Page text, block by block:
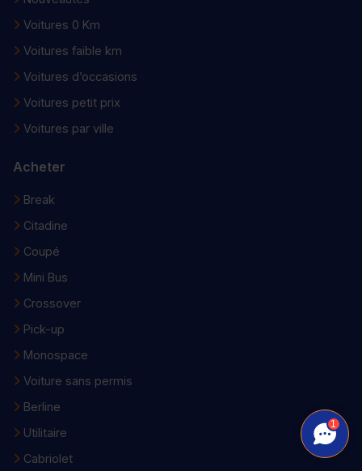
Voitures 0 Km
Voitures faible km
Voitures d’occasions
Voitures petit prix
Voitures par ville
Acheter
Break
Citadine
Coupé
Mini Bus
Crossover
Pick-up
Monospace
Voiture sans permis
Berline
Utilitaire
Cabriolet
1